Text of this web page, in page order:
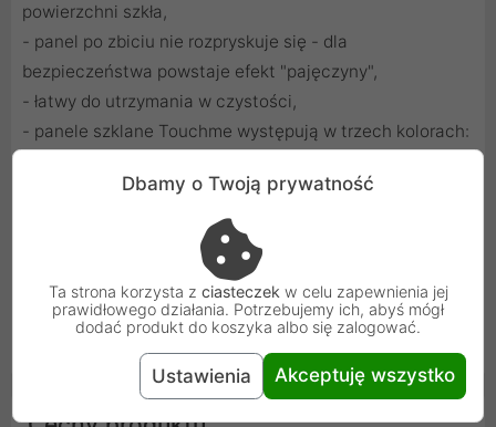
powierzchni szkła,
- panel po zbiciu nie rozpryskuje się - dla
bezpieczeństwa powstaje efekt "pajęczyny",
- łatwy do utrzymania w czystości,
- panele szklane Touchme występują w trzech kolorach:
- współpraca z mechanizmami dotykowymi
pojedynczymi Touchme,
- wymiar panelu: 47x47 mm,
- grubość szkła: ok. 3 mm target="_blank"
Włącznik świeci się na niebiesko, delikatnie kiedy światło jest
wyłączone i nieco mocniej gdy jest włączone.
Dbamy o Twoją prywatność
Ta strona korzysta z ciasteczek w celu zapewnienia jej
prawidłowego działania. Potrzebujemy ich, abyś mógł
dodać produkt do koszyka albo się zalogować.
Ustawienia Akceptuję wszystko